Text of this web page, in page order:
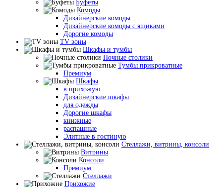
Буфеты
Комоды
Дизайнерские комоды
Дизайнерские комоды с ящиками
Дорогие комоды
TV зоны
Шкафы и тумбы
Ночные столики
Тумбы прикроватные
Премиум
Шкафы
в прихожую
Дизайнерские шкафы
для одежды
Дорогие шкафы
книжные
распашные
Элитные в гостиную
Стеллажи, витрины, консоли
Витрины
Консоли
Премиум
Стеллажи
Прихожие